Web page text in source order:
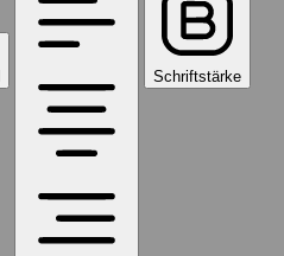
Schriftstärke